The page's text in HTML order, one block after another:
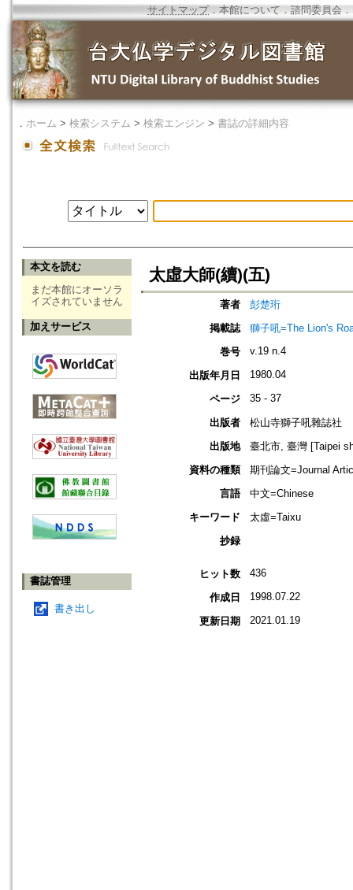
サイトマップ．本館について ． 諮問委員会 ．
． ホーム > 検索システム > 検索エンジン > 書誌の詳細内容
本文を読む
まだ本館にオーソラ
イズされていません
加えサービス
書誌管理
書き出し
太虛大師(續)(五)
著者
彭楚珩
掲載誌
獅子吼=The Lion's
巻号
v.19 n.4
出版年月日 1980.04
ページ 35 - 37
出版者
松山寺獅子吼雜誌社
出版地
臺北市, 臺灣 [Taipei
資料の種類
期刊論文=Journal
言語
中文=Chinese
キーワード
太虛=Taixu
抄録
ヒット数 436
作成日 1998.07.22
更新日期 2021.01.19